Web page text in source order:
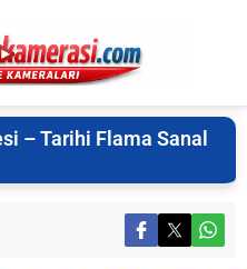
– Tarihi Flama Sanal